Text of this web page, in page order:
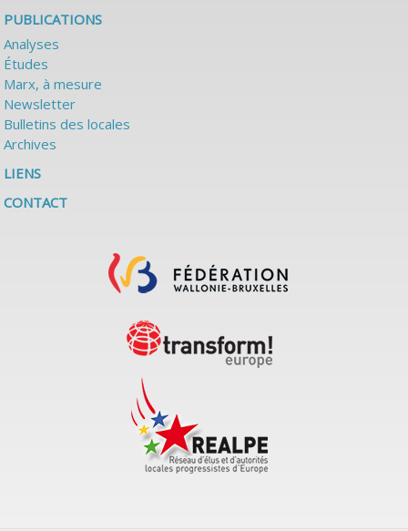
PUBLICATIONS
Analyses
Études
Marx, à mesure
Newsletter
Bulletins des locales
Archives
LIENS
CONTACT